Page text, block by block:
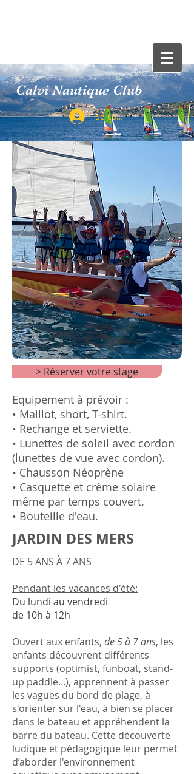
Calvi Nautique Club
Se connecter
> Réserver votre stage
Equipement à prévoir :
• Maillot, short, T-shirt.
• Rechange et serviette.
• Lunettes de soleil avec cordon
(lunettes de vue avec cordon).
• Chausson Néoprène
• Casquette et crème solaire
même par temps couvert.
• Bouteille d'eau.
JARDIN DES MERS
DE 5 ANS À 7 ANS
Pendant les vacances d'été:
Du lundi au vendredi
de 10h à 12h
Ouvert aux enfants, de 5 à 7 ans, les
enfants découvrent différents
supports (optimist, funboat, stand-
up paddle...), apprennent à passer
les vagues du bord de plage, à
s'orienter sur l'eau, à bien se placer
dans le bateau et appréhendent la
barre du bateau. Cette découverte
ludique et pédagogique leur permet
d’aborder l'environnement